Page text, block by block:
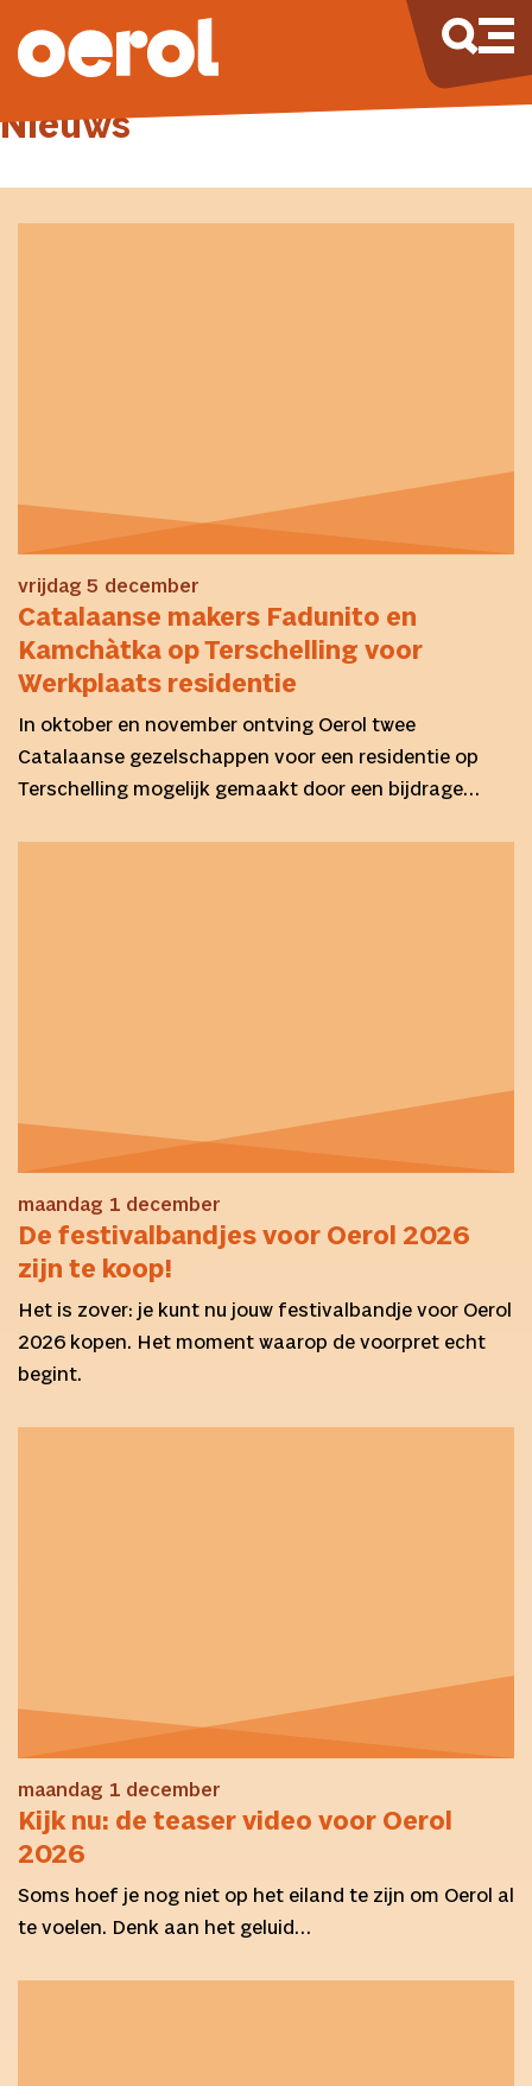
Nieuws
vrijdag 5 december
Catalaanse makers Fadunito en
Kamchàtka op Terschelling voor
Werkplaats residentie
In oktober en november ontving Oerol twee
Catalaanse gezelschappen voor een residentie op
Terschelling mogelijk gemaakt door een bijdrage…
maandag 1 december
De festivalbandjes voor Oerol 2026
zijn te koop!
Het is zover: je kunt nu jouw festivalbandje voor Oerol
2026 kopen. Het moment waarop de voorpret echt
begint.
maandag 1 december
Kijk nu: de teaser video voor Oerol
2026
Soms hoef je nog niet op het eiland te zijn om Oerol al
te voelen. Denk aan het geluid…